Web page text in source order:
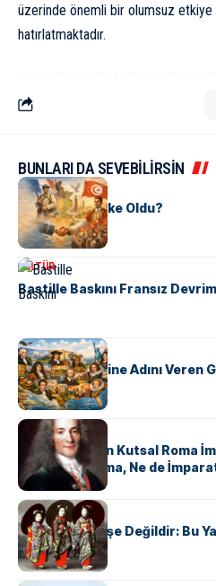
üzerinde önemli bir olumsuz
hatırlatmaktadır.
BUNLARI DA SEVEBİLİRSİN
KÜLTÜR
Tunus Nasıl Ülke Oldu?
KÜLTÜR
Bastille Baskını Fransız
KÜLTÜR
ABD Eyaletlerine Adını Veren
KÜLTÜR
Voltaire Neden Kutsal Roma
Kutsal, Ne Roma, Ne de
KÜLTÜR
Geyşalar Fahişe Değildir: Bu